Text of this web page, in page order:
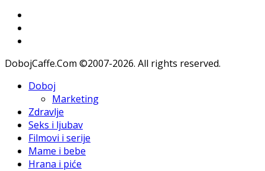
DobojCaffe.Com ©2007-2026. All rights reserved.
Doboj
Marketing
Zdravlje
Seks i ljubav
Filmovi i serije
Mame i bebe
Hrana i piće